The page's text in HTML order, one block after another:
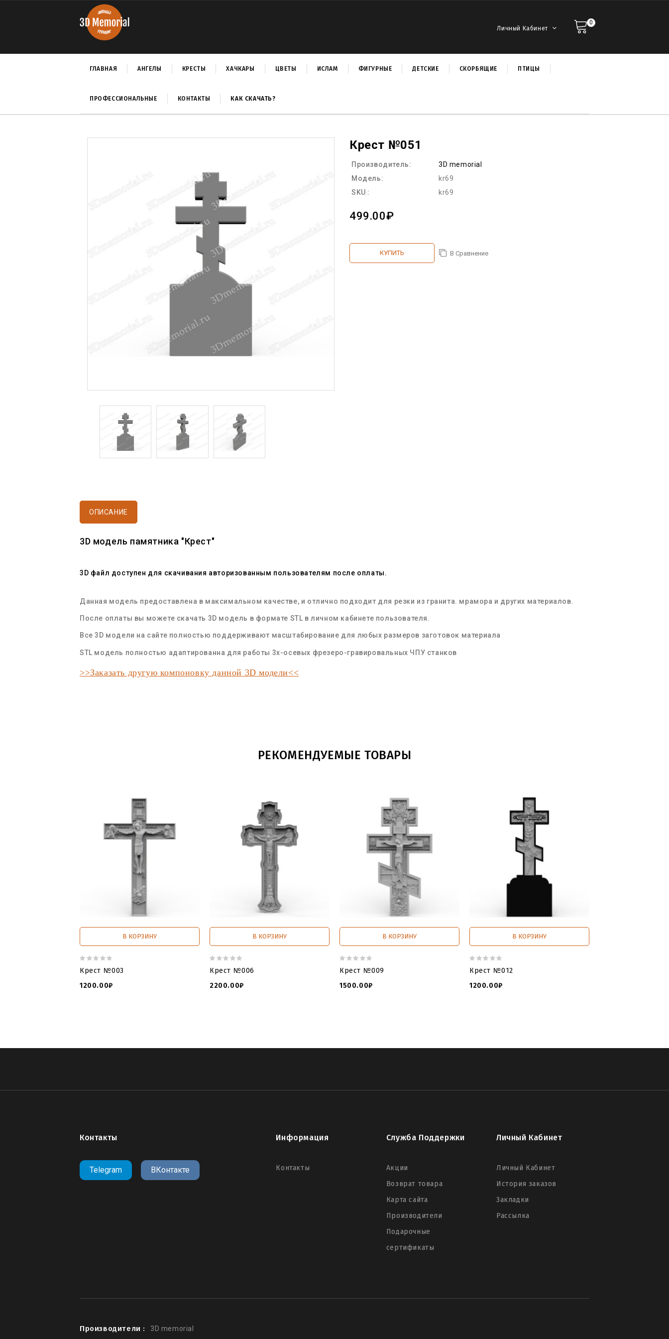
Личный Кабинет
0
ГЛАВНАЯ АНГЕЛЫ КРЕСТЫ ХАЧКАРЫ ЦВЕТЫ ИСЛАМ ФИГУРНЫЕ ДЕТСКИЕ СКОРБЯЩИЕ ПТИЦЫ
ПРОФЕССИОНАЛЬНЫЕ КОНТАКТЫ КАК СКАЧАТЬ?
Крест №051
Производитель:
3D memorial
Модель:
kr69
SKU :
kr69
499.00₽
КУПИТЬ В Сравнение
ОПИСАНИЕ
3D модель памятника "Крест"
3D файл доступен для скачивания авторизованным пользователям после оплаты.
Данная модель предоставлена в максимальном качестве, и отлично подходит для резки из гранита. мрамора и других материалов.
После оплаты вы можете скачать 3D модель в формате STL в личном кабинете пользователя.
Все 3D модели на сайте полностью поддерживают масштабирование для любых размеров заготовок материала
STL модель полностью адаптированна для работы 3х-осевых фрезеро-гравировальных ЧПУ станков
>>Заказать другую компоновку данной 3D модели<<
РЕКОМЕНДУЕМЫЕ ТОВАРЫ
В КОРЗИНУ
Крест №003
1200.00₽
В КОРЗИНУ
Крест №006
2200.00₽
В КОРЗИНУ
Крест №009
1500.00₽
В КОРЗИНУ
Крест №012
1200.00₽
Контакты
Telegram ВКонтакте
Информация
Контакты
Служба Поддержки
Акции
Возврат товара
Карта сайта
Производители
Подарочные
сертификаты
Личный Кабинет
Личный Кабинет
История заказов
Закладки
Рассылка
Производители : 3D memorial